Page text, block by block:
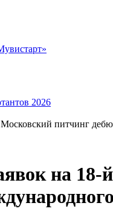
2026
питчинг
на 18-